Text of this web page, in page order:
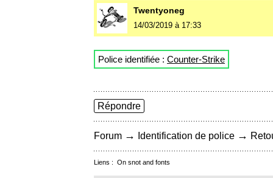
Twentyoneg
14/03/2019 à 17:33
Police identifiée : Counter-Strike
Répondre
Forum → Identification de police →
Liens : On snot and fonts